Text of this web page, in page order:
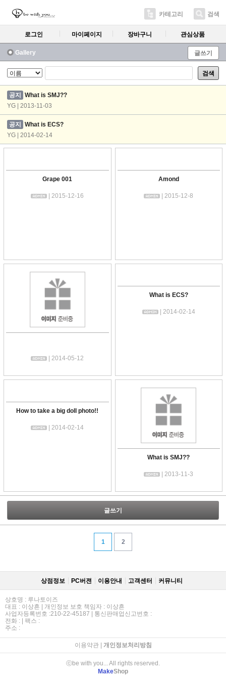
카테고리 검색
로그인 마이페이지 장바구니 관심상품
Gallery 글쓰기
검색
공지
What is SMJ??
YG | 2013-11-03
공지
What is ECS?
YG | 2014-02-14
Grape 001
| 2015-12-16
Amond
| 2015-12-8
| 2014-05-12
What is ECS?
| 2014-02-14
How to take a big doll photo!!
| 2014-02-14
What is SMJ??
| 2013-11-3
글쓰기
1 2
상점정보 PC버젼 이용안내 고객센터 커뮤니티
상호명 : 루나토이즈
대표 : 이상흔 | 개인정보 보호 책임자 : 이상흔
사업자등록번호 :210-22-45187 | 통신판매업신고번호 :
전화 : | 팩스 :
주소 :
이용약관| 개인정보처리방침
ⓒbe with you... All rights reserved.
MakeShop